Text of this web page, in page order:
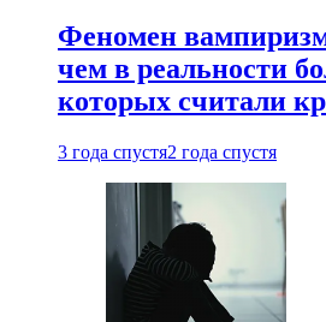
Феномен
чем в реальности
которых считали
3 года спустя2 года спустя